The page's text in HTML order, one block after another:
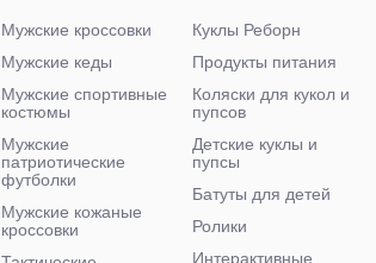
Мужские кроссовки
Мужские кеды
Мужские спортивные
костюмы
Мужские
патриотические
футболки
Мужские кожаные
кроссовки
Куклы Реборн
Продукты питания
Коляски для кукол и
пупсов
Детские куклы и
пупсы
Батуты для детей
Ролики
Интерактивные